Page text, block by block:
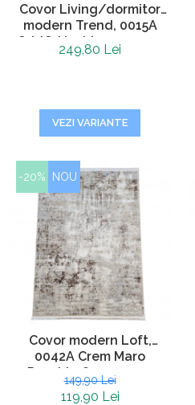
Covor Living/dormitor
modern Trend, 0015A
Gri/Gri inchis, 120 x 170
cm
249,80 Lei
VEZI VARIANTE
-20% NOU
Covor modern Loft,
0042A Crem Maro
Deschis, 80 x 150 cm
149,90 Lei
119,90 Lei